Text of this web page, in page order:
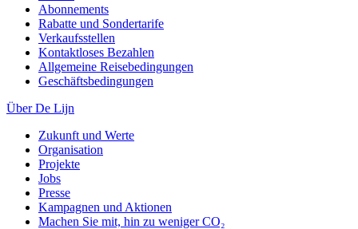
Abonnements
Rabatte und Sondertarife
Verkaufsstellen
Kontaktloses Bezahlen
Allgemeine Reisebedingungen
Geschäftsbedingungen
Über De Lijn
Zukunft und Werte
Organisation
Projekte
Jobs
Presse
Kampagnen und Aktionen
Machen Sie mit, hin zu weniger CO₂